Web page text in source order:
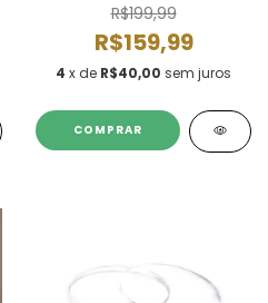
R$199,99
R$159,99
4 x de R$40,00 sem juros
COMPRAR